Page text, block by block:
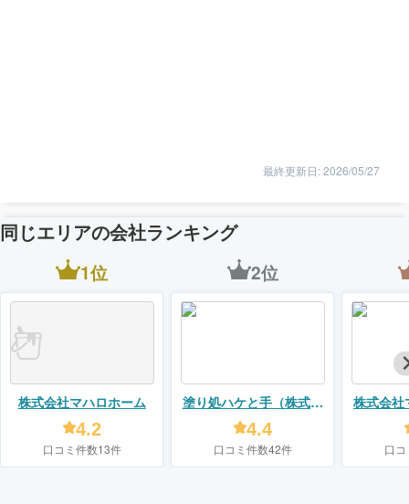
最終更新日: 2026/05/27
同じエリアの会社ランキング
1位
株式会社マハロホーム
4.2
口コミ件数13件
2位
塗り処ハケと手（株式会
社ユーモア）
4.4
口コミ件数42件
株式会社
口